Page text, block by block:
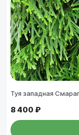
Туя западная
8 400 ₽